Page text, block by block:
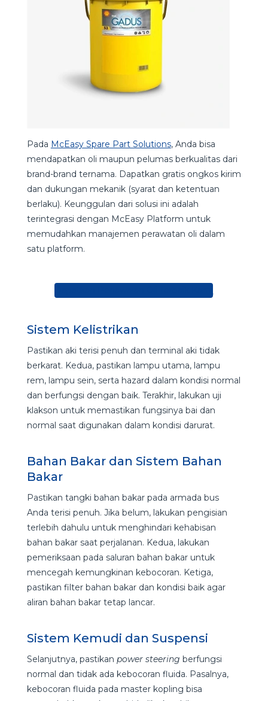
Pada McEasy Spare Part Solutions, Anda bisa
mendapatkan oli maupun pelumas berkualitas dari
brand-brand ternama. Dapatkan gratis ongkos kirim
dan dukungan mekanik (syarat dan ketentuan
berlaku). Keunggulan dari solusi ini adalah
terintegrasi dengan McEasy Platform untuk
memudahkan manajemen perawatan oli dalam
satu platform.
Sistem Kelistrikan
Pastikan aki terisi penuh dan terminal aki tidak
berkarat. Kedua, pastikan lampu utama, lampu
rem, lampu sein, serta hazard dalam kondisi normal
dan berfungsi dengan baik. Terakhir, lakukan uji
klakson untuk memastikan fungsinya bai dan
normal saat digunakan dalam kondisi darurat.
Bahan Bakar dan Sistem Bahan
Bakar
Pastikan tangki bahan bakar pada armada bus
Anda terisi penuh. Jika belum, lakukan pengisian
terlebih dahulu untuk menghindari kehabisan
bahan bakar saat perjalanan. Kedua, lakukan
pemeriksaan pada saluran bahan bakar untuk
mencegah kemungkinan kebocoran. Ketiga,
pastikan filter bahan bakar dan kondisi baik agar
aliran bahan bakar tetap lancar.
Sistem Kemudi dan Suspensi
Selanjutnya, pastikan power steering berfungsi
normal dan tidak ada kebocoran fluida. Pasalnya,
kebocoran fluida pada master kopling bisa